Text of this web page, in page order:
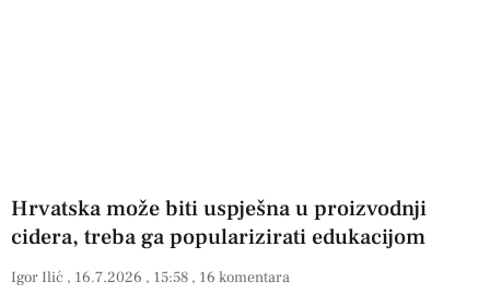
Hrvatska može biti uspješna u proizvodnji
cidera, treba ga popularizirati edukacijom
Igor Ilić 16.7.2026 15:58 16 komentara